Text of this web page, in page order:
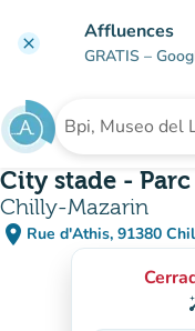
clear Affluences
GRATIS –
Buscar un
City stade -
Chilly-Mazarin
place Rue d'Athis, 91380